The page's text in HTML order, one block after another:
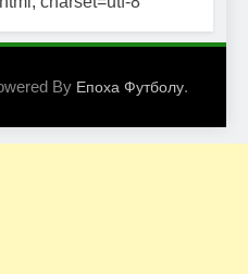
By Епоха Футболу.